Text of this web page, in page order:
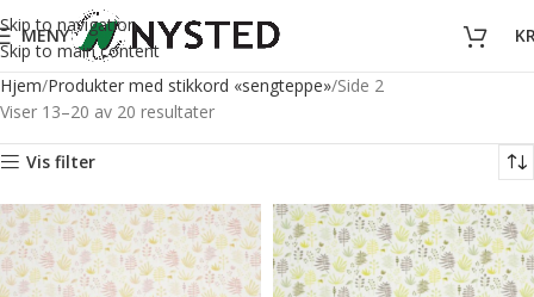
Skip to navigation
Skip to main content
MENY
Hjem Produkter med stikkord «sengteppe» Side 2
Viser 13–20 av 20 resultater
Vis filter